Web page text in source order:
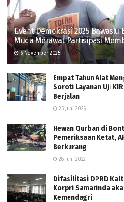
Event Demokrasi 2025 Bawaslu
Muda Merawat Partisipasi
6 November 2025
Empat Tahun Alat
Soroti Layanan Uji
Berjalan
25 Juni 2026
Hewan Qurban di
Pemeriksaan Ketat,
Berkurang
28 Juni 2022
Difasilitasi DPRD
Korpri Samarinda
Kemendagri